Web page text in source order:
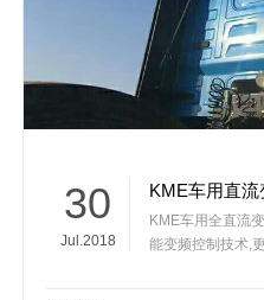
30
Jul.2018
KME车用全直流
能变频控制技术,更